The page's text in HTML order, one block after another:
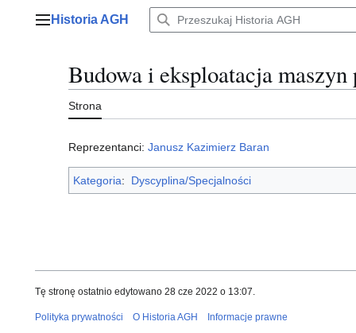
Menu główne
Historia AGH
Budowa i eksploatacja
Strona
Reprezentanci: Janusz Kazimierz Baran
Kategoria: Dyscyplina/Specjalności
Tę stronę ostatnio edytowano 28 cze 2022 o 13:07.
Polityka prywatności O Historia AGH Informacje prawne